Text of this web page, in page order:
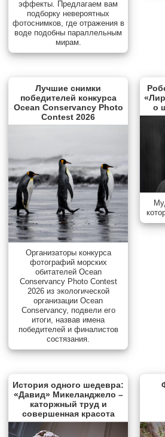
эффекты. Предлагаем вам
подборку невероятных
фотоснимков, где отражения в
воде подобны параллельным
мирам.
Лучшие снимки
победителей конкурса
Ocean Conservancy Photo
Contest 2026
Организаторы конкурса
фотографий морских
обитателей Ocean
Conservancy Photo Contest
2026 из экологической
организации Ocean
Conservancy, подвели его
итоги, назвав имена
победителей и финалистов
состязания.
о
История одного шедевра:
«Давид» Микеланджело –
каторжный труд и
совершенная красота